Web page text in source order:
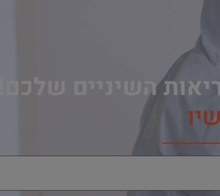
השיניים שלכם!